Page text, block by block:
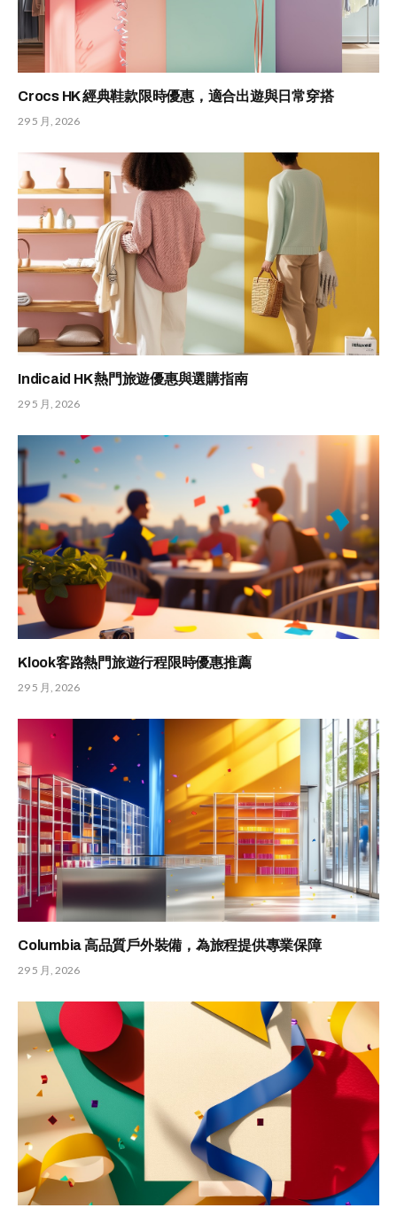
Crocs HK 經典鞋款限時優惠，適合出遊與日常穿搭
29 5 月, 2026
Indicaid HK 熱門旅遊優惠與選購指南
29 5 月, 2026
Klook客路熱門旅遊行程限時優惠推薦
29 5 月, 2026
Columbia 高品質戶外裝備，為旅程提供專業保障
29 5 月, 2026